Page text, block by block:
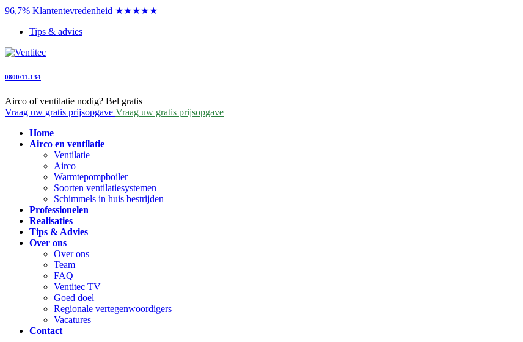
96,7% Klantentevredenheid ★★★★★
Tips & advies
0800/11.134
Airco of ventilatie nodig? Bel gratis
Vraag uw gratis prijsopgave Vraag uw gratis prijsopgave
Home
Airco en ventilatie
Ventilatie
Airco
Warmtepompboiler
Soorten ventilatiesystemen
Schimmels in huis bestrijden
Professionelen
Realisaties
Tips & Advies
Over ons
Over ons
Team
FAQ
Ventitec TV
Goed doel
Regionale vertegenwoordigers
Vacatures
Contact